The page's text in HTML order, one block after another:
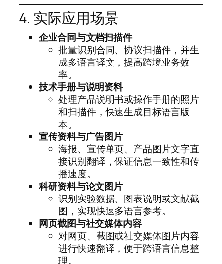
4. 实际应用场景
企业合同与文档扫描件
批量识别合同、协议扫描件，并生
成多语言译文，提高跨境业务效
率。
技术手册与说明资料
处理产品说明书或操作手册的照片
和扫描件，快速生成目标语言版
本。
宣传资料与广告图片
海报、宣传单页、产品图片文字直
接识别翻译，保证信息一致性和传
播速度。
科研资料与论文图片
识别实验数据、图表说明或文献截
图，实现快速多语言参考。
网页截图与社交媒体内容
对网页、截图或社交媒体图片内容
进行快速翻译，便于跨语言信息整
理。